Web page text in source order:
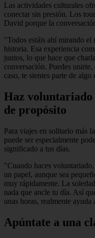
Las actividades culturales
conectar sin presión. Los
David porque la
"Todos estáis ahí mirando
historia. Esa experiencia
juntos, lo que hace que
conversación. Puedes
caso, te sientes parte de
Haz voluntariado
de propósito
Para viajes en solitario más
puede ser especialmente
significado a tus días.
"Cuando haces
un papel, aunque sea
muy rápidamente. La
nada que ancle tu día. Así
unas horas, realmente ayuda
Apúntate a una